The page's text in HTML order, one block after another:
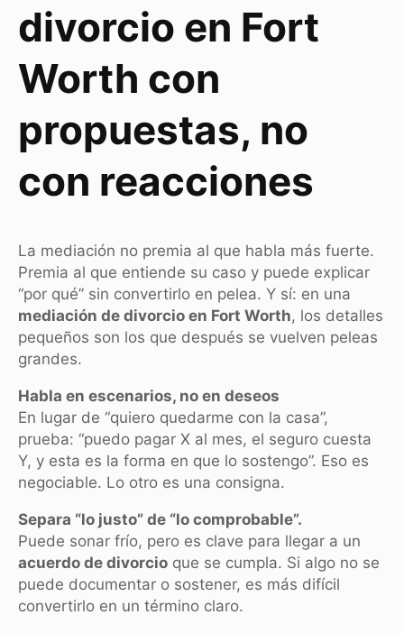
divorcio en Fort
Worth con
propuestas, no
con reacciones
La mediación no premia al que habla más fuerte.
Premia al que entiende su caso y puede explicar
“por qué” sin convertirlo en pelea. Y sí: en una
mediación de divorcio en Fort Worth, los detalles
pequeños son los que después se vuelven peleas
grandes.
Habla en escenarios, no en deseos
En lugar de “quiero quedarme con la casa”,
prueba: “puedo pagar X al mes, el seguro cuesta
Y, y esta es la forma en que lo sostengo”. Eso es
negociable. Lo otro es una consigna.
Separa “lo justo” de “lo comprobable”.
Puede sonar frío, pero es clave para llegar a un
acuerdo de divorcio que se cumpla. Si algo no se
puede documentar o sostener, es más difícil
convertirlo en un término claro.